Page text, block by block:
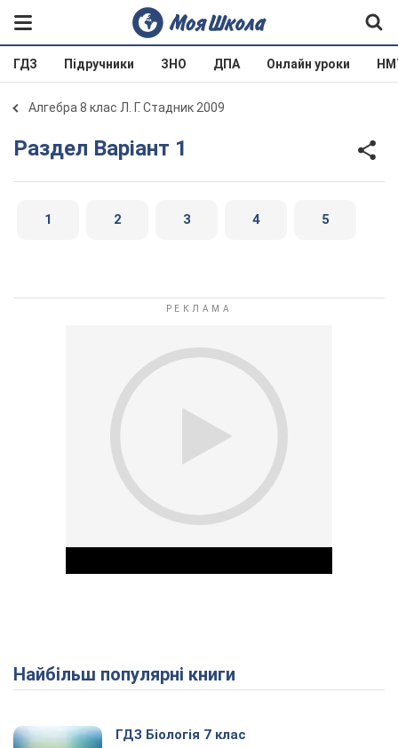
ГДЗ Підручники ЗНО ДПА Онлайн уроки
Алгебра 8 клас Л. Г. Стадник 2009
Раздел Варіант 1
1 2 3 4 5
Play Video
Найбільш популярні книги
ГДЗ Біологія 7 клас